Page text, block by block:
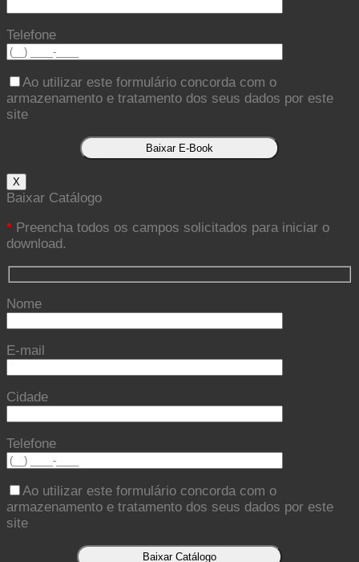
Telefone
Ao utilizar este formulário concorda com o
armazenamento e tratamento dos seus dados por este
site
X
Baixar Catálogo
* Preencha todos os campos solicitados para iniciar o
download.
Nome
E-mail
Cidade
Telefone
Ao utilizar este formulário concorda com o
armazenamento e tratamento dos seus dados por este
site